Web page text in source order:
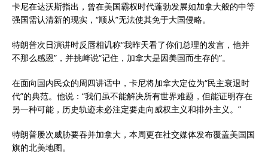
卡尼在达沃斯指出，曾在美国霸权时代蓬勃发展如加拿大般的中等
强国需认清新的现实，“顺从”无法使其免于大国侵略。
特朗普次日演讲时反唇相讥称“我昨天看了你们总理的发言，他并
不那么感恩”，并挑衅说“记住，加拿大是因美国而生存的”。
在面向国内民众的周四讲话中，卡尼将加拿大定位为“民主衰退时
代”的典范。他说：“我们虽不能解决所有世界难题，但能证明存在
另一种可能，历史轨迹未必注定要走向威权主义和排外主义。”
特朗普屡次威胁要吞并加拿大，本周更在社交媒体发布覆盖美国国
旗的北美地图。